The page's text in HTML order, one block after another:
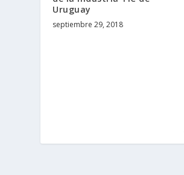
Uruguay
septiembre 29, 2018